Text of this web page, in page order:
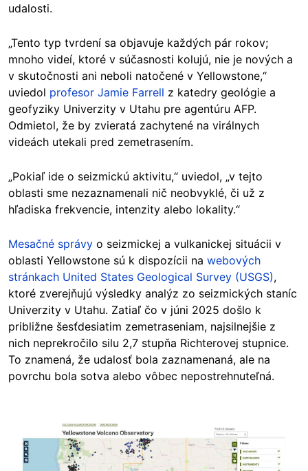
udalosti.
„Tento typ tvrdení sa objavuje každých pár rokov;
mnoho videí, ktoré v súčasnosti kolujú, nie je nových a
v skutočnosti ani neboli natočené v Yellowstone,“
uviedol profesor Jamie Farrell z katedry geológie a
geofyziky Univerzity v Utahu pre agentúru AFP.
Odmietol, že by zvieratá zachytené na virálnych
videách utekali pred zemetrasením.
„Pokiaľ ide o seizmickú aktivitu,“ uviedol, „v tejto
oblasti sme nezaznamenali nič neobvyklé, či už z
hľadiska frekvencie, intenzity alebo lokality.“
Mesačné správy o seizmickej a vulkanickej situácii v
oblasti Yellowstone sú k dispozícii na webových
stránkach United States Geological Survey (USGS),
ktoré zverejňujú výsledky analýz zo seizmických staníc
Univerzity v Utahu. Zatiaľ čo v júni 2025 došlo k
približne šesťdesiatim zemetraseniam, najsilnejšie z
nich neprekročilo silu 2,7 stupňa Richterovej stupnice.
To znamená, že udalosť bola zaznamenaná, ale na
povrchu bola sotva alebo vôbec nepostrehnuteľná.